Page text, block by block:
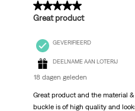
5 van 5 sterren.
Great product
GEVERIFIEERD
DEELNAME AAN LOTERIJ
18 dagen geleden
Great product and the material
buckle is of high quality and